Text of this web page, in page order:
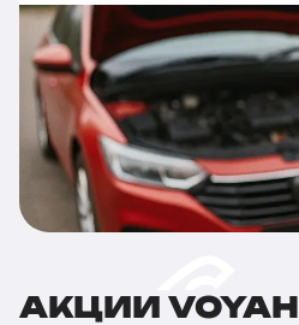
АКЦИИ VOYAH